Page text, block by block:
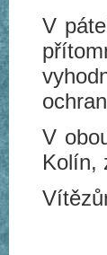
V
V
Kolín,